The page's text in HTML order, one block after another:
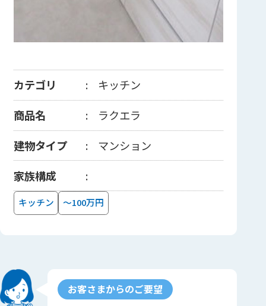
カテゴリ
キッチン
商品名
ラクエラ
建物タイプ
マンション
家族構成
キッチン ～100万円
お客さまからのご要望